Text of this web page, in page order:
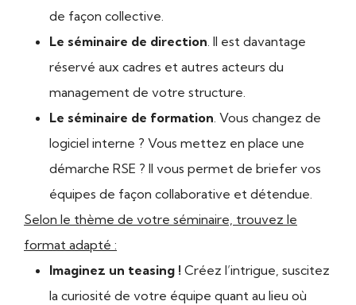
de façon collective.
Le séminaire de direction. Il est davantage
réservé aux cadres et autres acteurs du
management de votre structure.
Le séminaire de formation. Vous changez de
logiciel interne ? Vous mettez en place une
démarche RSE ? Il vous permet de briefer vos
équipes de façon collaborative et détendue.
Selon le thème de votre séminaire, trouvez le
format adapté :
Imaginez un teasing ! Créez l’intrigue, suscitez
la curiosité de votre équipe quant au lieu où